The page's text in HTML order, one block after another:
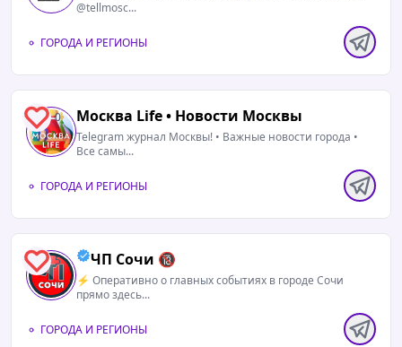
@tellmosc...
ГОРОДА И РЕГИОНЫ
0 Москва Life • Новости Москвы
Telegram журнал Москвы! • Важные новости города •
Все самы...
ГОРОДА И РЕГИОНЫ
5 ЧП Сочи 🔞
⚡️ Оперативно о главных событиях в городе Сочи
прямо здесь...
ГОРОДА И РЕГИОНЫ